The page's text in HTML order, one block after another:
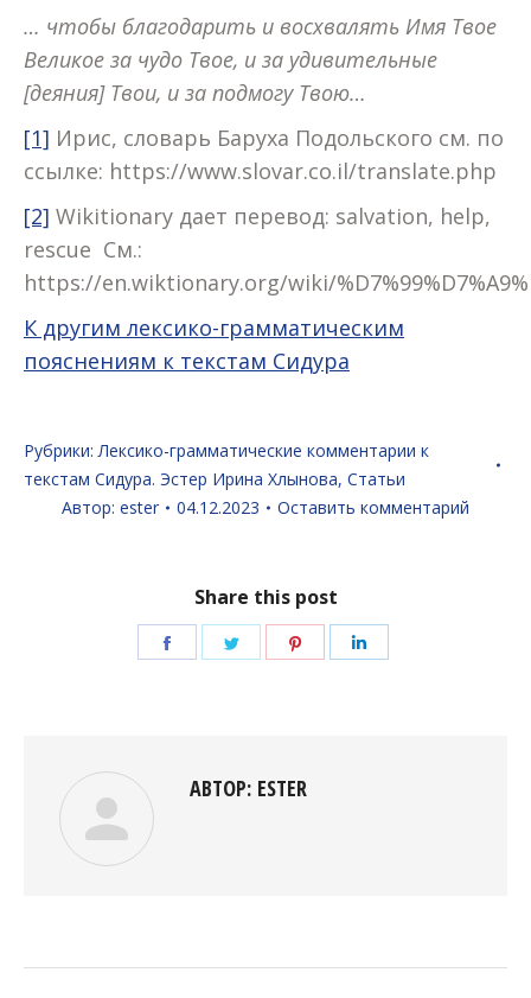
… чтобы благодарить и восхвалять Имя Твое
Великое за чудо Твое, и за удивительные
[деяния] Твои, и за подмогу Твою…
[1] Ирис, словарь Баруха Подольского см. по
ссылке: https://www.slovar.co.il/translate.php
[2] Wikitionary дает перевод: salvation, help,
rescue См.:
https://en.wiktionary.org/wiki/
К другим лексико-грамматическим
пояснениям к текстам Сидура
Рубрики: Лексико-грамматические комментарии к
текстам Сидура. Эстер Ирина Хлынова, Статьи
Автор: ester 04.12.2023 Оставить комментарий
Share this post
ПоделитьсяПоделитьсяПоделиться
АВТОР: ESTER